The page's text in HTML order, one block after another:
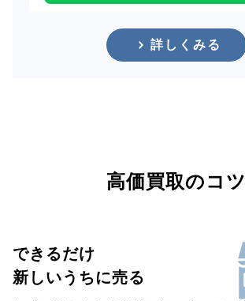
詳しくみる
高価買取のコツ
できるだけ
新しいうちに売る